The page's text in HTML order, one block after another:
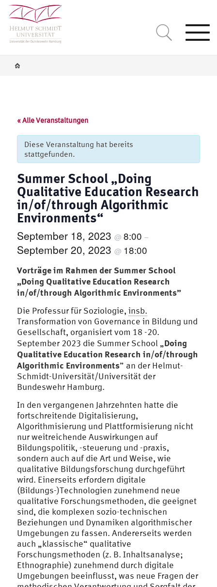
« Alle Veranstaltungen
Diese Veranstaltung hat bereits
stattgefunden.
Summer School „Doing
Qualitative Education Research
in/of/through Algorithmic
Environments“
September 18, 2023 @ 8:00 –
September 20, 2023 @ 18:00
Vorträge im Rahmen der Summer School
„Doing Qualitative Education Research
in/of/through Algorithmic Environments”
Die Professur für Soziologie, insb.
Transformation von Governance in Bildung und
Gesellschaft, organisiert vom 18 -20.
September 2023 die Summer School „Doing
Qualitative Education Research in/of/through
Algorithmic Environments” an der Helmut-
Schmidt-Universität/Universität der
Bundeswehr Hamburg.
In den vergangenen Jahrzehnten hatte die
fortschreitende Digitalisierung,
Algorithmisierung und Plattformisierung nicht
nur weitreichende Auswirkungen auf
Bildungspolitik, -steuerung und -praxis,
sondern auch auf die Art und Weise, wie
qualitative Bildungsforschung durchgeführt
wird. Einerseits erfordern digitale
(Bildungs-)Technologien zunehmend neue
qualitative Forschungsmethoden, die geeignet
sind, die komplexen sozio-technischen
Beziehungen und Dynamiken algorithmischer
Umgebungen zu fassen. Andererseits werden
auch „klassische“ qualitative
Forschungsmethoden (z. B. Inhaltsanalyse;
Ethnographie) zunehmend durch digitale
Umgebungen beeinflusst, was neue Fragen der